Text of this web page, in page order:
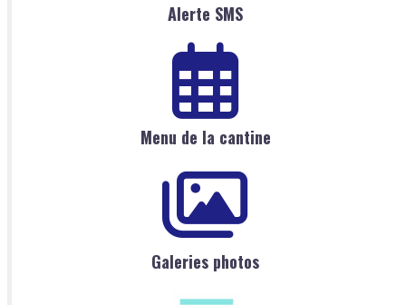
Alerte SMS
Menu de la cantine
Galeries photos